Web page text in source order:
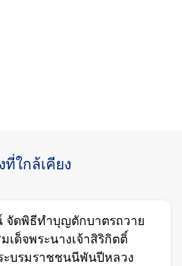
ที่ใกล้เคียง
จัดพิธีทำบุญตักบาตรถวาย
เด็จพระนางเจ้าสิริกิตติ์
บรมราชชนนีพันปีหลวง